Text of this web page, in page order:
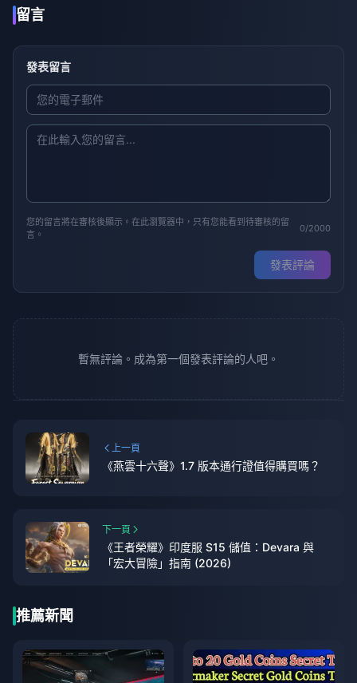
留言
發表留言
您的留言將在審核後顯示。在此瀏覽器中，只有您能看到待審核的留
言。
0/2000
發表評論
暫無評論。成為第一個發表評論的人吧。
上一頁
《燕雲十六聲》1.7 版本通行證值得購買嗎？
下一頁
《王者榮耀》印度服 S15 儲值：Devara 與
「宏大冒險」指南 (2026)
推薦新聞